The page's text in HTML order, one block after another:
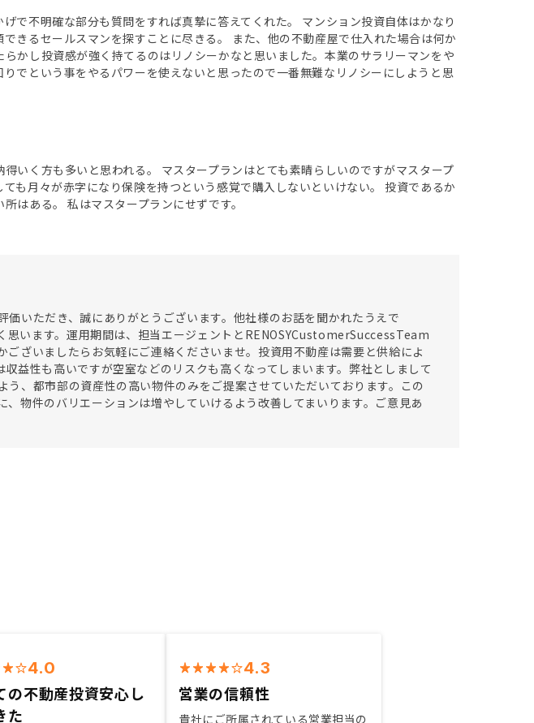
で不明確な部分も質問をすれば真摯に答えてくれた。 マンション投資自体はかなり
きるセールスマンを探すことに尽きる。 また、他の不動産屋で仕入れた場合は何か
かし投資感が強く持てるのはリノシーかなと思いました。本業のサラリーマンをや
でという事をやるパワーを使えないと思ったので一番無難なリノシーにしようと思
いく方も多いと思われる。 マスタープランはとても素晴らしいのですがマスタープ
も月々が赤字になり保険を持つという感覚で購入しないといけない。 投資であるか
はある。 私はマスタープランにせずです。
価いただき、誠にありがとうございます。他社様のお話を聞かれたうえで
思います。運用期間は、担当エージェントとRENOSYCustomerSuccessTeam
ございましたらお気軽にご連絡くださいませ。投資用不動産は需要と供給によ
益性も高いですが空室などのリスクも高くなってしまいます。弊社としまして
う、都市部の資産性の高い物件のみをご提案させていただいております。この
、物件のバリエーションは増やしていけるよう改善してまいります。ご意見あ
4.0
の不動産投資安心し
た
4.3
営業の信頼性
貴社にご所属されている営業担当の